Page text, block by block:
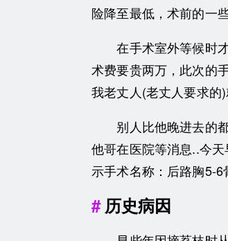
险降至最低，术前的一
在手术室外等候时才
术费要贵两万，此次的
我老丈人(老丈人要求的
别人比他晚进去的都
他哥在医院等消息..今
示手术名称：后路胸5-
历史病因